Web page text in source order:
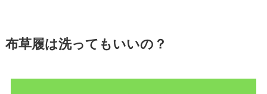
布草履は洗ってもいいの？